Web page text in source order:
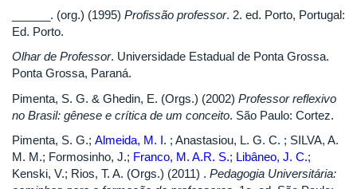
______. (org.) (1995) Profissão professor. 2. ed. Porto, Portugal:
Ed. Porto.
Olhar de Professor. Universidade Estadual de Ponta Grossa.
Ponta Grossa, Paraná.
Pimenta, S. G. & Ghedin, E. (Orgs.) (2002) Professor reflexivo
no Brasil: gênese e crítica de um conceito. São Paulo: Cortez.
Pimenta, S. G.; Almeida, M. I. ; Anastasiou, L. G. C. ; SILVA, A.
M. M.; Formosinho, J.; Franco, M. A.R. S.; Libâneo, J. C.;
Kenski, V.; Rios, T. A. (Orgs.) (2011) . Pedagogia Universitária: